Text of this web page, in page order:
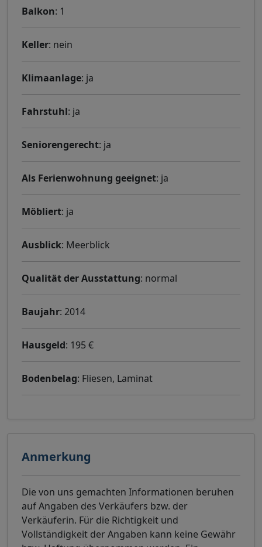
Balkon: 1
Keller: nein
Klimaanlage: ja
Fahrstuhl: ja
Seniorengerecht: ja
Als Ferienwohnung geeignet: ja
Möbliert: ja
Ausblick: Meerblick
Qualität der Ausstattung: normal
Baujahr: 2014
Hausgeld: 195 €
Bodenbelag: Fliesen, Laminat
Anmerkung
Die von uns gemachten Informationen beruhen
auf Angaben des Verkäufers bzw. der
Verkäuferin. Für die Richtigkeit und
Vollständigkeit der Angaben kann keine Gewähr